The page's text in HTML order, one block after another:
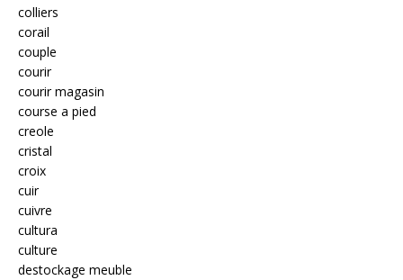
colliers
corail
couple
courir
courir magasin
course a pied
creole
cristal
croix
cuir
cuivre
cultura
culture
destockage meuble